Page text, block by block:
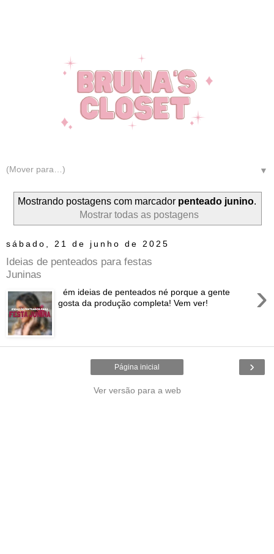
▼
Mostrando postagens com marcador penteado junino.
Mostrar todas as postagens
sábado, 21 de junho de 2025
Ideias de penteados para festas
Juninas
›
ém ideias de penteados né porque a gente
gosta da produção completa! Vem ver!
›
Página inicial
Ver versão para a web